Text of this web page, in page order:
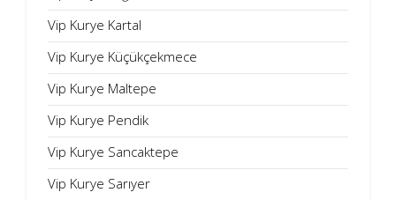
Vip Kurye Kartal
Vip Kurye Küçükçekmece
Vip Kurye Maltepe
Vip Kurye Pendik
Vip Kurye Sancaktepe
Vip Kurye Sarıyer